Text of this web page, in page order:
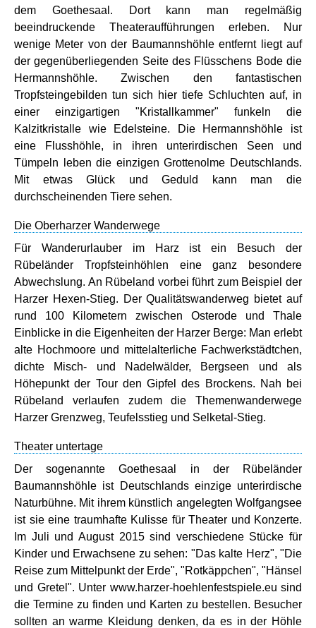
dem Goethesaal. Dort kann man regelmäßig
beeindruckende Theateraufführungen erleben. Nur
wenige Meter von der Baumannshöhle entfernt liegt auf
der gegenüberliegenden Seite des Flüsschens Bode die
Hermannshöhle. Zwischen den fantastischen
Tropfsteingebilden tun sich hier tiefe Schluchten auf, in
einer einzigartigen "Kristallkammer" funkeln die
Kalzitkristalle wie Edelsteine. Die Hermannshöhle ist
eine Flusshöhle, in ihren unterirdischen Seen und
Tümpeln leben die einzigen Grottenolme Deutschlands.
Mit etwas Glück und Geduld kann man die
durchscheinenden Tiere sehen.
Die Oberharzer Wanderwege
Für Wanderurlauber im Harz ist ein Besuch der
Rübeländer Tropfsteinhöhlen eine ganz besondere
Abwechslung. An Rübeland vorbei führt zum Beispiel der
Harzer Hexen-Stieg. Der Qualitätswanderweg bietet auf
rund 100 Kilometern zwischen Osterode und Thale
Einblicke in die Eigenheiten der Harzer Berge: Man erlebt
alte Hochmoore und mittelalterliche Fachwerkstädtchen,
dichte Misch- und Nadelwälder, Bergseen und als
Höhepunkt der Tour den Gipfel des Brockens. Nah bei
Rübeland verlaufen zudem die Themenwanderwege
Harzer Grenzweg, Teufelsstieg und Selketal-Stieg.
Theater untertage
Der sogenannte Goethesaal in der Rübeländer
Baumannshöhle ist Deutschlands einzige unterirdische
Naturbühne. Mit ihrem künstlich angelegten Wolfgangsee
ist sie eine traumhafte Kulisse für Theater und Konzerte.
Im Juli und August 2015 sind verschiedene Stücke für
Kinder und Erwachsene zu sehen: "Das kalte Herz", "Die
Reise zum Mittelpunkt der Erde", "Rotkäppchen", "Hänsel
und Gretel". Unter www.harzer-hoehlenfestspiele.eu sind
die Termine zu finden und Karten zu bestellen. Besucher
sollten an warme Kleidung denken, da es in der Höhle